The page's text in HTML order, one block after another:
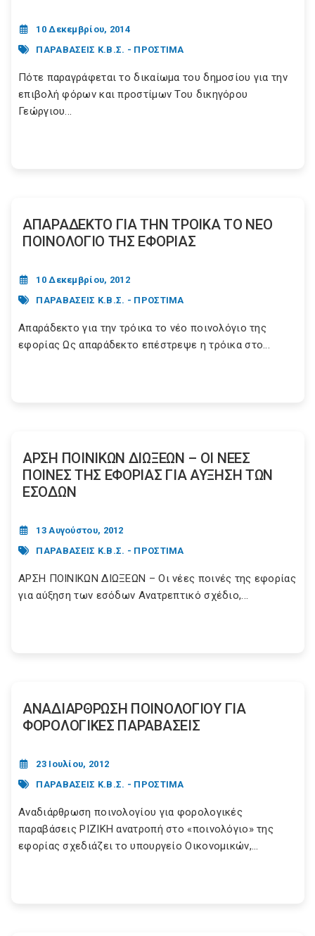
10 Δεκεμβρίου, 2014
ΠΑΡΑΒΑΣΕΙΣ Κ.Β.Σ. - ΠΡΟΣΤΙΜΑ
Πότε παραγράφεται το δικαίωμα του δημοσίου για την
επιβολή φόρων και προστίμων Του δικηγόρου
Γεώργιου...
ΑΠΑΡΑΔΕΚΤΟ ΓΙΑ ΤΗΝ ΤΡΟΙΚΑ ΤΟ ΝΕΟ
ΠΟΙΝΟΛΟΓΙΟ ΤΗΣ ΕΦΟΡΙΑΣ
10 Δεκεμβρίου, 2012
ΠΑΡΑΒΑΣΕΙΣ Κ.Β.Σ. - ΠΡΟΣΤΙΜΑ
Απαράδεκτο για την τρόικα το νέο ποινολόγιο της
εφορίας Ως απαράδεκτο επέστρεψε η τρόικα στο...
ΑΡΣΗ ΠΟΙΝΙΚΩΝ ΔΙΩΞΕΩΝ – ΟΙ ΝΕΕΣ
ΠΟΙΝΕΣ ΤΗΣ ΕΦΟΡΙΑΣ ΓΙΑ ΑΥΞΗΣΗ ΤΩΝ
ΕΣΟΔΩΝ
13 Αυγούστου, 2012
ΠΑΡΑΒΑΣΕΙΣ Κ.Β.Σ. - ΠΡΟΣΤΙΜΑ
ΑΡΣΗ ΠΟΙΝΙΚΩΝ ΔΙΩΞΕΩΝ – Οι νέες ποινές της εφορίας
για αύξηση των εσόδων Ανατρεπτικό σχέδιο,...
ΑΝΑΔΙΑΡΘΡΩΣΗ ΠΟΙΝΟΛΟΓΙΟΥ ΓΙΑ
ΦΟΡΟΛΟΓΙΚΕΣ ΠΑΡΑΒΑΣΕΙΣ
23 Ιουλίου, 2012
ΠΑΡΑΒΑΣΕΙΣ Κ.Β.Σ. - ΠΡΟΣΤΙΜΑ
Αναδιάρθρωση ποινολογίου για φορολογικές
παραβάσεις ΡΙΖΙΚΗ ανατροπή στο «ποινολόγιο» της
εφορίας σχεδιάζει το υπουργείο Οικονομικών,...